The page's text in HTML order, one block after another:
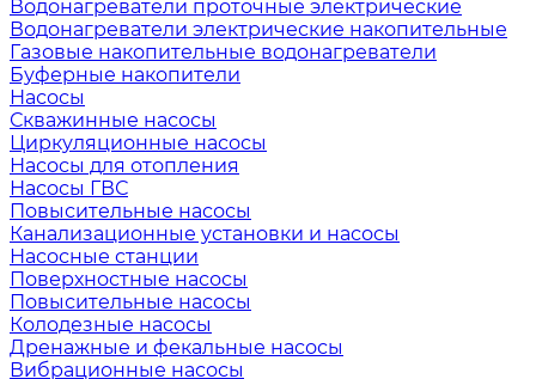
Водонагреватели проточные электрические
Водонагреватели электрические накопительные
Газовые накопительные водонагреватели
Буферные накопители
Насосы
Скважинные насосы
Циркуляционные насосы
Насосы для отопления
Насосы ГВС
Повысительные насосы
Канализационные установки и насосы
Насосные станции
Поверхностные насосы
Повысительные насосы
Колодезные насосы
Дренажные и фекальные насосы
Вибрационные насосы